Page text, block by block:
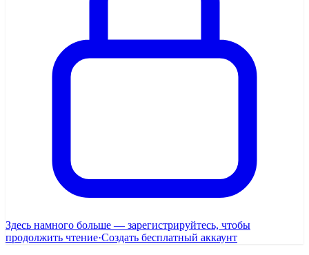
Здесь намного больше — зарегистрируйтесь, чтобы
продолжить чтение·Создать бесплатный аккаунт